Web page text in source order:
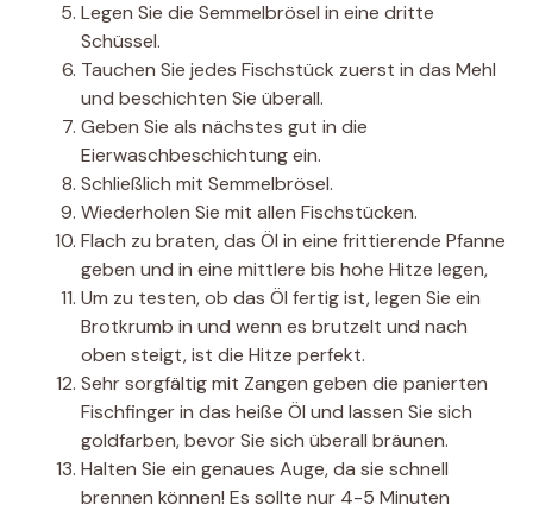
Legen Sie die Semmelbrösel in eine dritte
Schüssel.
Tauchen Sie jedes Fischstück zuerst in das Mehl
und beschichten Sie überall.
Geben Sie als nächstes gut in die
Eierwaschbeschichtung ein.
Schließlich mit Semmelbrösel.
Wiederholen Sie mit allen Fischstücken.
Flach zu braten, das Öl in eine frittierende Pfanne
geben und in eine mittlere bis hohe Hitze legen,
Um zu testen, ob das Öl fertig ist, legen Sie ein
Brotkrumb in und wenn es brutzelt und nach
oben steigt, ist die Hitze perfekt.
Sehr sorgfältig mit Zangen geben die panierten
Fischfinger in das heiße Öl und lassen Sie sich
goldfarben, bevor Sie sich überall bräunen.
Halten Sie ein genaues Auge, da sie schnell
brennen können! Es sollte nur 4-5 Minuten